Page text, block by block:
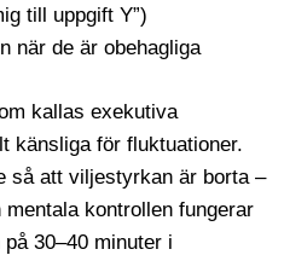
till uppgift Y”)
när de är obehagliga
kallas exekutiva
känsliga för fluktuationer.
så att viljestyrkan är borta –
kontrollen fungerar
30–40 minuter i